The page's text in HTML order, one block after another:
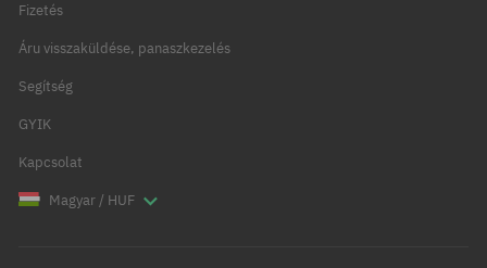
Fizetés
Áru visszaküldése, panaszkezelés
Segítség
GYIK
Kapcsolat
Magyar / HUF